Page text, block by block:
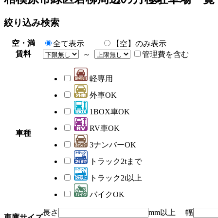
絞り込み検索
空・満 全て表示
【空】のみ表示
賃料
～ 管理費を含む
車種
軽専用
外車OK
1BOX車OK
RV車OK
3ナンバーOK
トラック2tまで
トラック2t以上
バイクOK
長さ mm以上 幅